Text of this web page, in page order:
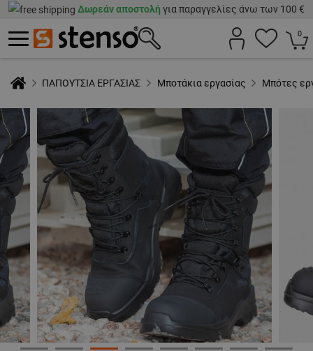
Δωρεάν αποστολή για παραγγελίες άνω των 100 €
0
ΠΑΠΟΥΤΣΙΑ ΕΡΓΑΣΙΑΣ Μποτάκια εργασίας Μπότες